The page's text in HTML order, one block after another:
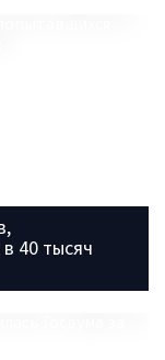
40 тысяч